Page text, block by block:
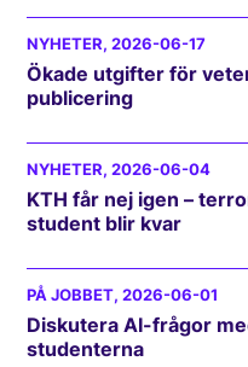
NYHETER, 2026-06-17
Ökade utgifter för
publicering
NYHETER, 2026-06-04
KTH får nej igen –
student blir kvar
PÅ JOBBET, 2026-06-01
Diskutera AI-frågor
studenterna